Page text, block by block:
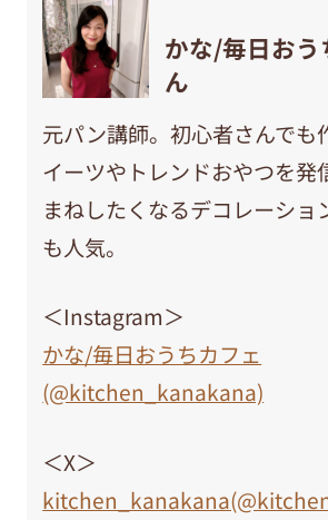
かな/毎日おう
ん
元パン講師。初心者さんでも
イーツやトレンドおやつを発
まねしたくなるデコレーショ
も人気。
＜Instagram＞
かな/毎日おうちカフェ
(@kitchen_kanakana)
＜X＞